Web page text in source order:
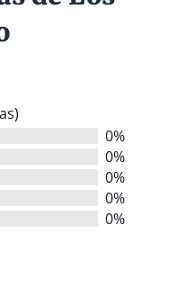
0%
0%
0%
0%
0%